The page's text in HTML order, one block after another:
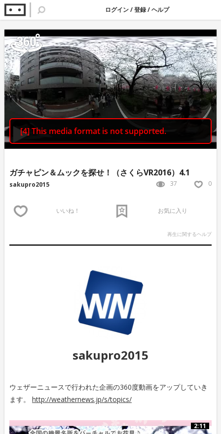
ログイン/登録/ヘルプ
ガチャピン＆ムックを探せ！（さくらVR2016）4.1
sakupro2015 37 0
いいね！ お気に入り
再生に関するヘルプ
sakupro2015
ウェザーニュースで行われた企画の360度動画をアップしていき
ます。 http://weathernews.jp/s/topics/
2:11